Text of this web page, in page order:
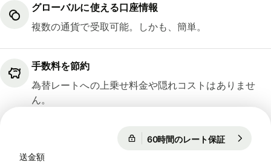
グローバルに使える口座情報
複数の通貨で受取可能。しかも、簡単。
手数料を節約
為替レートへの上乗せ料金や隠れコストはありませ
ん。
60時間のレート保証
送金額